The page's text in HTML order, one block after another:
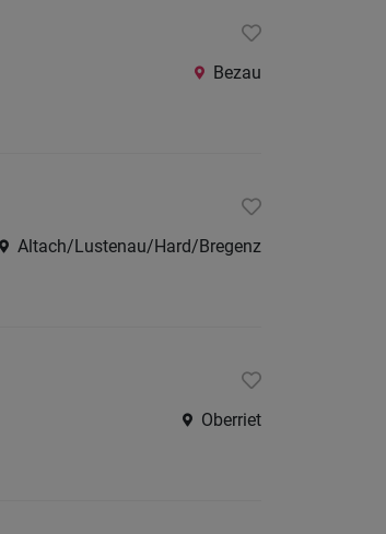
Bezau
Altach/Lustenau/Hard/Bregenz
Oberriet